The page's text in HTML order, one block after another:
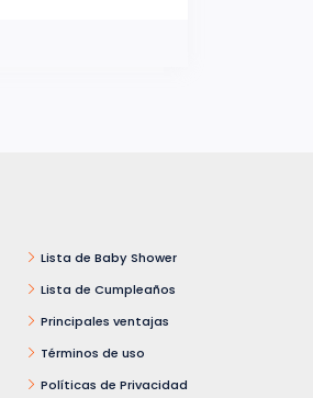
Lista de Baby Shower
Lista de Cumpleaños
Principales ventajas
Términos de uso
Políticas de Privacidad